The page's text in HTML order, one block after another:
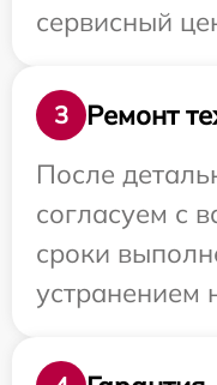
сервисный
3
Ремонт
После
согласуем с
сроки
устранением